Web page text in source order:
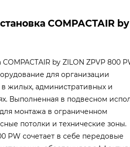
COMPACTAIR by
by ZILON ZPVP 800
для организации
в жилых, административных и
Выполненная в подвесном
монтажа в ограниченном
потолки и технические зоны.
PW сочетает в себе передовые